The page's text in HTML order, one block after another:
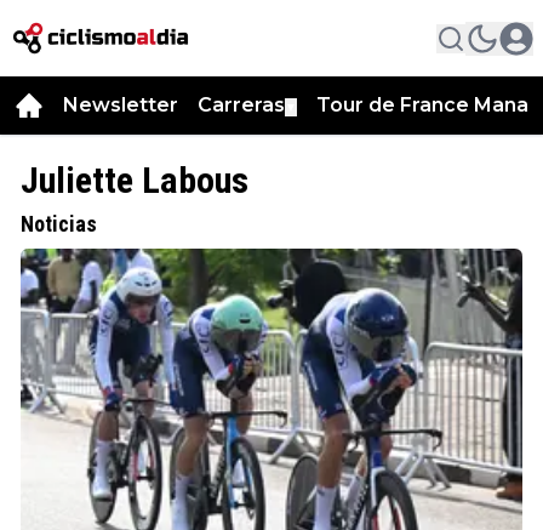
Newsletter Carreras Tour de France
Juliette Labous
Noticias